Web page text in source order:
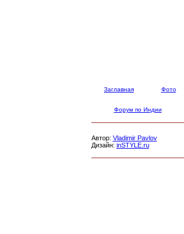
Заглавная Фото
Форум по Индии
Автор: Vladimir Pavlov
Дизайн: inSTYLE.ru